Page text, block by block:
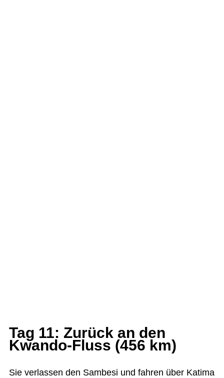
Tag 11: Zurück an den
Kwando-Fluss (456 km)
Sie ver­las­sen den Sam­besi und fah­ren über Katima